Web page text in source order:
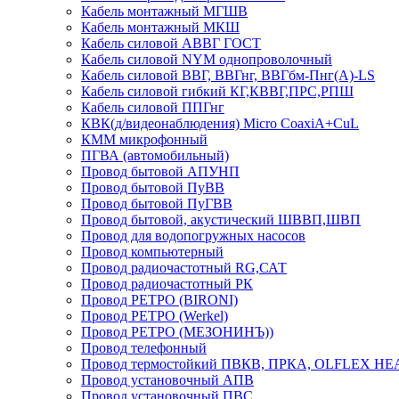
Кабель монтажный МГШВ
Кабель монтажный МКШ
Кабель силовой АВВГ ГОСТ
Кабель силовой NYM однопроволочный
Кабель силовой ВВГ, ВВГнг, ВВГбм-Пнг(А)-LS
Кабель силовой гибкий КГ,КВВГ,ПРС,РПШ
Кабель силовой ППГнг
КВК(д/видеонаблюдения) Micro CoaxiA+CuL
КММ микрофонный
ПГВА (автомобильный)
Провод бытовой АПУНП
Провод бытовой ПуВВ
Провод бытовой ПуГВВ
Провод бытовой, акустический ШВВП,ШВП
Провод для водопогружных насосов
Провод компьютерный
Провод радиочастотный RG,САТ
Провод радиочастотный РК
Провод РЕТРО (BIRONI)
Провод РЕТРО (Werkel)
Провод РЕТРО (МЕЗОНИНЪ))
Провод телефонный
Провод термостойкий ПВКВ, ПРКА, OLFLEX
Провод установочный АПВ